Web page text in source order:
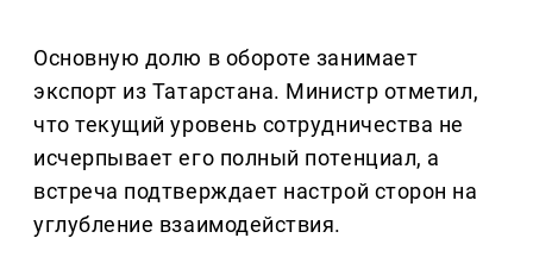
Основную долю в обороте занимает
экспорт из Татарстана. Министр отметил,
что текущий уровень сотрудничества не
исчерпывает его полный потенциал, а
встреча подтверждает настрой сторон на
углубление взаимодействия.